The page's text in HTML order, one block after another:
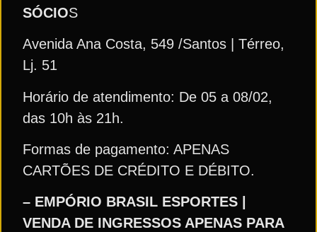
SÓCIOS
Avenida Ana Costa, 549 /Santos | Térreo,
Lj. 51
Horário de atendimento: De 05 a 08/02,
das 10h às 21h.
Formas de pagamento: APENAS
CARTÕES DE CRÉDITO E DÉBITO.
– EMPÓRIO BRASIL ESPORTES |
VENDA DE INGRESSOS APENAS PARA